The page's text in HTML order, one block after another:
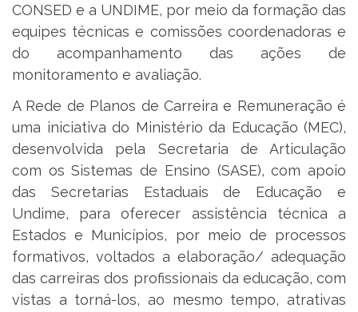
CONSED e a UNDIME, por meio da formação das
equipes técnicas e comissões coordenadoras e
do acompanhamento das ações de
monitoramento e avaliação.
A Rede de Planos de Carreira e Remuneração é
uma iniciativa do Ministério da Educação (MEC),
desenvolvida pela Secretaria de Articulação
com os Sistemas de Ensino (SASE), com apoio
das Secretarias Estaduais de Educação e
Undime, para oferecer assistência técnica a
Estados e Municípios, por meio de processos
formativos, voltados a elaboração/ adequação
das carreiras dos profissionais da educação, com
vistas a torná-los, ao mesmo tempo, atrativas